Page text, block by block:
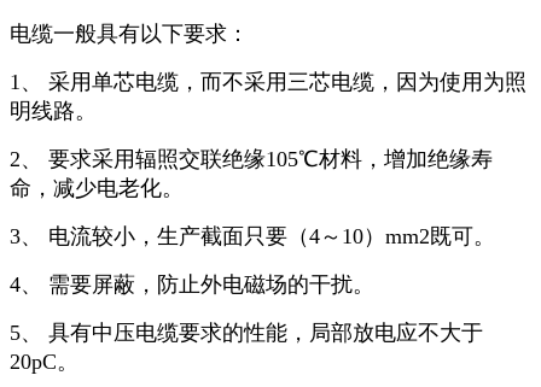
电缆一般具有以下要求：
1、 采用单芯电缆，而不采用三芯电缆，因为使用为照
明线路。
2、 要求采用辐照交联绝缘105℃材料，增加绝缘寿
命，减少电老化。
3、 电流较小，生产截面只要（4～10）mm2既可。
4、 需要屏蔽，防止外电磁场的干扰。
5、 具有中压电缆要求的性能，局部放电应不大于
20pC。